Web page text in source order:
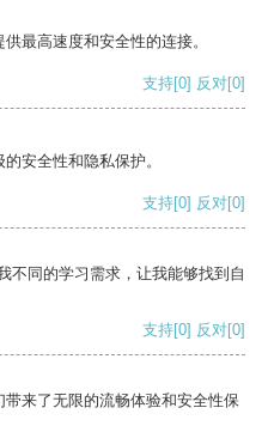
最高速度和安全性的连接。
支持[0] 反对[0]
安全性和隐私保护。
支持[0] 反对[0]
不同的学习需求，让我能够找到自
支持[0] 反对[0]
来了无限的流畅体验和安全性保